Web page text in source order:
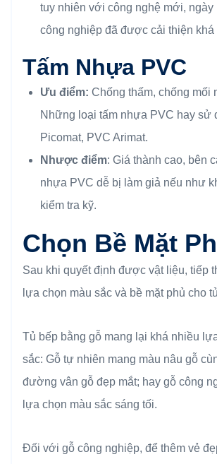
tuy nhiên với công nghệ mới, ngày
công nghiệp đã được cải thiện khá
Tấm Nhựa PVC
Ưu điểm: Chống thấm, chống mối
Những loại tấm nhựa PVC hay sử
Picomat, PVC Arimat.
Nhược điểm: Giá thành cao, bên
nhựa PVC dễ bị làm giả nếu như
kiểm tra kỹ.
Chọn Bề Mặt
Sau khi quyết định được vật liệu, tiếp
lựa chọn màu sắc và bề mặt phủ cho
Tủ bếp bằng gỗ mang lại khá nhiều
sắc: Gỗ tự nhiên mang màu nâu gỗ
đường vân gỗ đẹp mắt; hay gỗ công
lựa chọn màu sắc sáng tối.
Đối với gỗ công nghiệp, để thêm vẻ